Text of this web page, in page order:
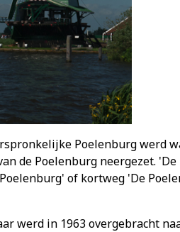
Poelenburg werd
de Poelenburg neergezet.
of kortweg 'De
werd in 1963 overgebracht